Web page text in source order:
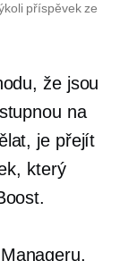
příspěvek ze
že jsou
na
je přejít
který